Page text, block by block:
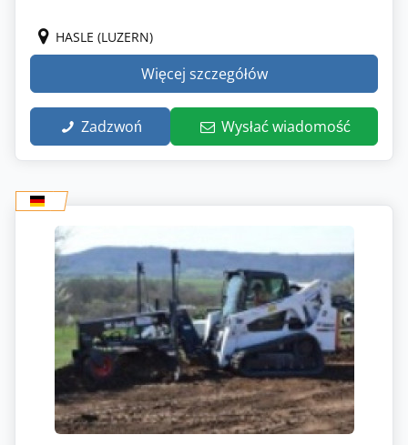
HASLE (LUZERN)
Więcej szczegółów
Zadzwoń Wysłać wiadomość